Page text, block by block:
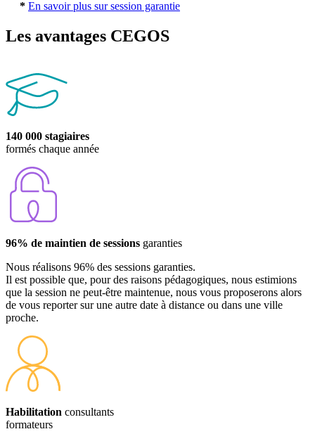
* En savoir plus sur session garantie
Les avantages CEGOS
140 000 stagiaires
formés chaque année
96% de maintien de sessions garanties
Nous réalisons 96% des sessions garanties.
Il est possible que, pour des raisons pédagogiques, nous estimions
que la session ne peut-être maintenue, nous vous proposerons alors
de vous reporter sur une autre date à distance ou dans une ville
proche.
Habilitation consultants
formateurs